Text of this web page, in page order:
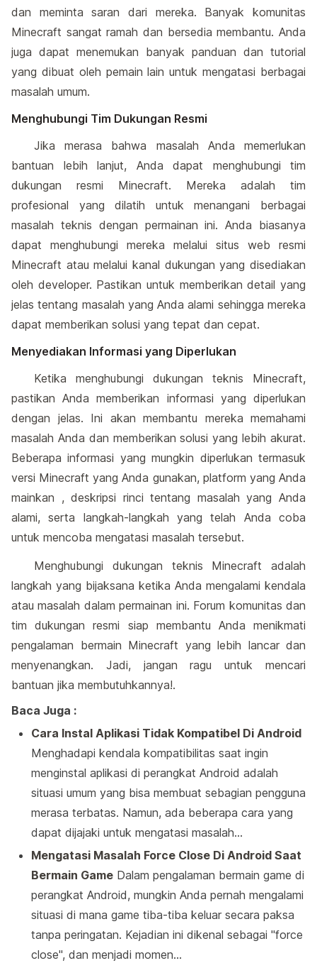
dan meminta saran dari mereka. Banyak komunitas
Minecraft sangat ramah dan bersedia membantu. Anda
juga dapat menemukan banyak panduan dan tutorial
yang dibuat oleh pemain lain untuk mengatasi berbagai
masalah umum.
Menghubungi Tim Dukungan Resmi
Jika merasa bahwa masalah Anda memerlukan
bantuan lebih lanjut, Anda dapat menghubungi tim
dukungan resmi Minecraft. Mereka adalah tim
profesional yang dilatih untuk menangani berbagai
masalah teknis dengan permainan ini. Anda biasanya
dapat menghubungi mereka melalui situs web resmi
Minecraft atau melalui kanal dukungan yang disediakan
oleh developer. Pastikan untuk memberikan detail yang
jelas tentang masalah yang Anda alami sehingga mereka
dapat memberikan solusi yang tepat dan cepat.
Menyediakan Informasi yang Diperlukan
Ketika menghubungi dukungan teknis Minecraft,
pastikan Anda memberikan informasi yang diperlukan
dengan jelas. Ini akan membantu mereka memahami
masalah Anda dan memberikan solusi yang lebih akurat.
Beberapa informasi yang mungkin diperlukan termasuk
versi Minecraft yang Anda gunakan, platform yang Anda
mainkan , deskripsi rinci tentang masalah yang Anda
alami, serta langkah-langkah yang telah Anda coba
untuk mencoba mengatasi masalah tersebut.
Menghubungi dukungan teknis Minecraft adalah
langkah yang bijaksana ketika Anda mengalami kendala
atau masalah dalam permainan ini. Forum komunitas dan
tim dukungan resmi siap membantu Anda menikmati
pengalaman bermain Minecraft yang lebih lancar dan
menyenangkan. Jadi, jangan ragu untuk mencari
bantuan jika membutuhkannya!.
Baca Juga :
Cara Instal Aplikasi Tidak Kompatibel Di Android
Menghadapi kendala kompatibilitas saat ingin
menginstal aplikasi di perangkat Android adalah
situasi umum yang bisa membuat sebagian pengguna
merasa terbatas. Namun, ada beberapa cara yang
dapat dijajaki untuk mengatasi masalah…
Mengatasi Masalah Force Close Di Android Saat
Bermain Game Dalam pengalaman bermain game di
perangkat Android, mungkin Anda pernah mengalami
situasi di mana game tiba-tiba keluar secara paksa
tanpa peringatan. Kejadian ini dikenal sebagai "force
close", dan menjadi momen…